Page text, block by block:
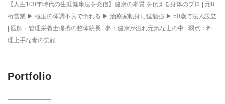
【人生100年時代の生涯健康法を発信】健康の本質 を伝える身体のプロ | 元8
桁営業 ▶ 極度の体調不良で倒れる ▶ 治療家転身し猛勉強 ▶ 50歳で法人設立
| 医師・管理栄養士提携の整体院長 | 夢：健康が溢れ元気な世の中 | 弱点：料
理上手な妻の笑顔
Portfolio